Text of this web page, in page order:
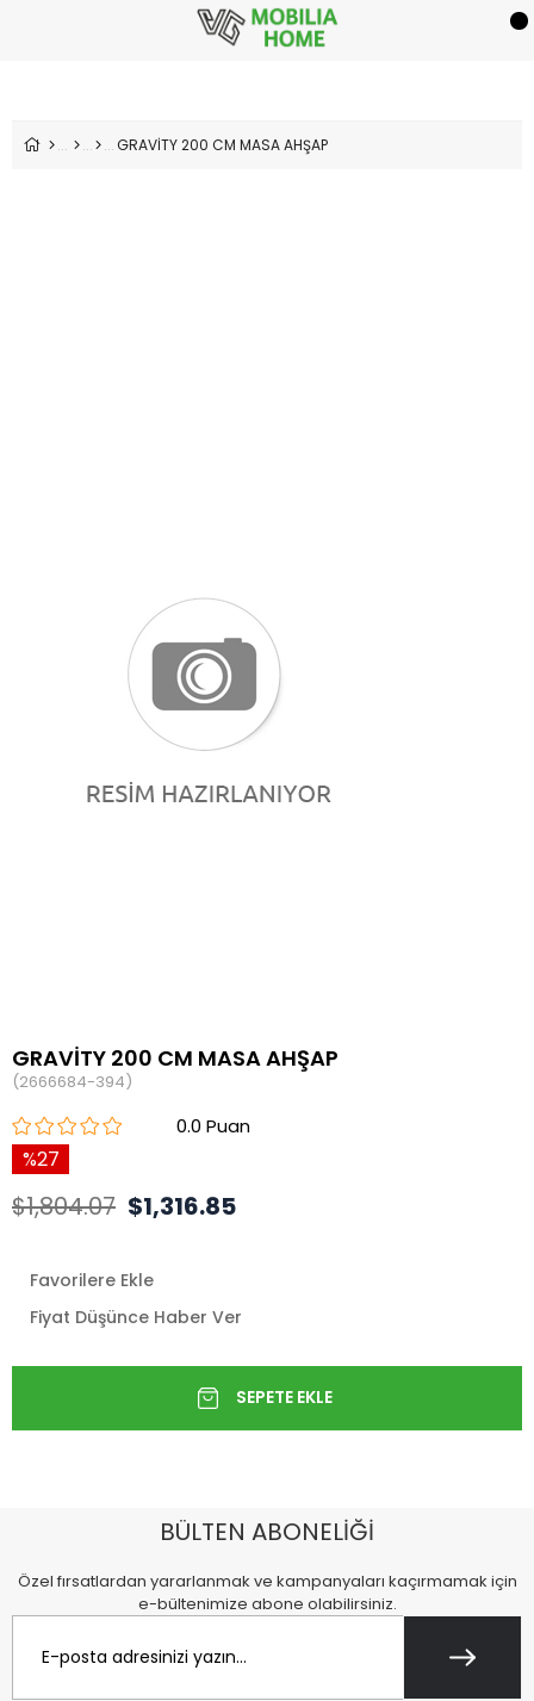
GRAVİTY 200 CM MASA AHŞAP
GRAVİTY 200 CM MASA AHŞAP
(2666684-394)
0.0
27
$1,804.07 $1,316.85
Favorilere Ekle
Fiyat Düşünce Haber Ver
BÜLTEN ABONELİĞİ
Özel fırsatlardan yararlanmak ve kampanyaları kaçırmamak için
e-bültenimize abone olabilirsiniz.